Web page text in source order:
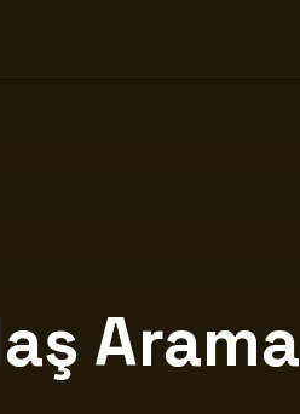
Arama